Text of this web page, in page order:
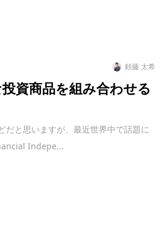
頼藤 太希
資商品を組み合わせる
だと思いますが、最近世界中で話題に
Indepe...